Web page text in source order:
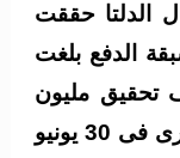
الدلتا حققت
الدفع بلغت
تحقيق مليون
عداد اضافى بحلول نهاية العام الجارى فى 30 يونيو